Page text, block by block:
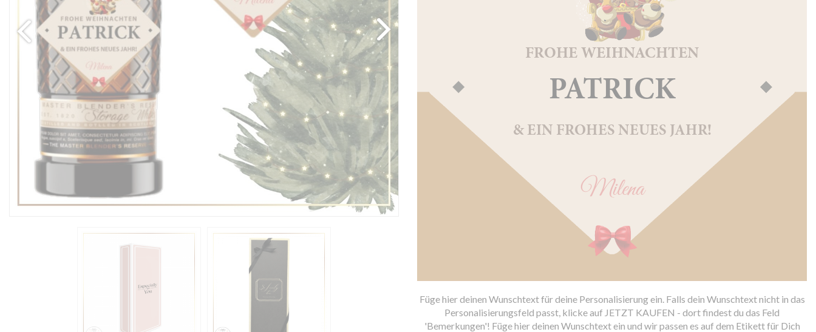
Füge hier deinen Wunschtext für deine Personalisierung ein. Falls dein Wunschtext nicht in das
Personalisierungsfeld passt, klicke auf JETZT KAUFEN - dort findest du das Feld
'Bemerkungen'! Füge hier deinen Wunschtext ein und wir passen es auf dem Etikett für Dich